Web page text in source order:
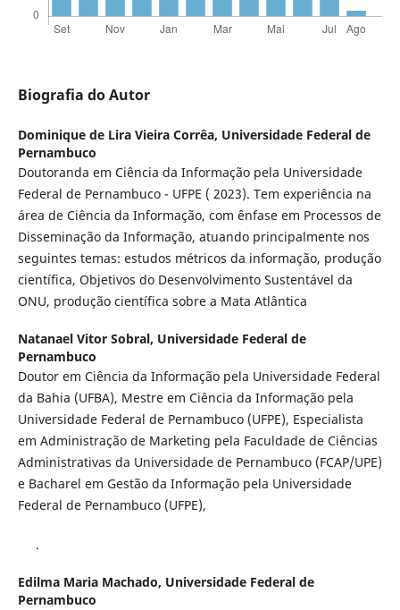
Biografia do Autor
Dominique de Lira Vieira Corrêa, Universidade Federal de
Pernambuco
Doutoranda em Ciência da Informação pela Universidade
Federal de Pernambuco - UFPE ( 2023). Tem experiência na
área de Ciência da Informação, com ênfase em Processos de
Disseminação da Informação, atuando principalmente nos
seguintes temas: estudos métricos da informação, produção
científica, Objetivos do Desenvolvimento Sustentável da
ONU, produção científica sobre a Mata Atlântica
Natanael Vitor Sobral, Universidade Federal de
Pernambuco
Doutor em Ciência da Informação pela Universidade Federal
da Bahia (UFBA), Mestre em Ciência da Informação pela
Universidade Federal de Pernambuco (UFPE), Especialista
em Administração de Marketing pela Faculdade de Ciências
Administrativas da Universidade de Pernambuco (FCAP/UPE)
e Bacharel em Gestão da Informação pela Universidade
Federal de Pernambuco (UFPE),
.
Edilma Maria Machado, Universidade Federal de
Pernambuco